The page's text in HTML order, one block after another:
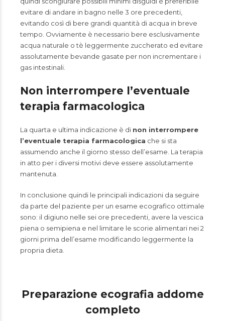
evitare di andare in bagno nelle 3 ore precedenti,
evitando così di bere grandi quantità di acqua in breve
tempo. Ovviamente è necessario bere esclusivamente
acqua naturale o tè leggermente zuccherato ed evitare
assolutamente bevande gasate per non incrementare i
gas intestinali.
Non interrompere l’eventuale
terapia farmacologica
La quarta e ultima indicazione è di non interrompere
l’eventuale terapia farmacologica che si sta
assumendo anche il giorno stesso dell’esame. La terapia
in atto per i diversi motivi deve essere assolutamente
mantenuta.
In conclusione quindi le principali indicazioni da seguire
da parte del paziente per un esame ecografico ottimale
sono: il digiuno nelle sei ore precedenti, avere la vescica
piena o semipiena e nel limitare le scorie alimentari nei 2
giorni prima dell’esame modificando leggermente la
propria dieta.
Preparazione ecografia addome
completo